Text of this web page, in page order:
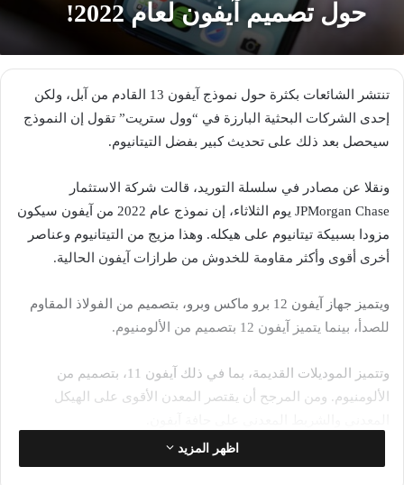
حول تصميم آيفون لعام 2022!
تنتشر الشائعات بكثرة حول نموذج آيفون 13 القادم من آبل، ولكن
إحدى الشركات البحثية البارزة في “وول ستريت” تقول إن النموذج
سيحصل بعد ذلك على تحديث كبير بفضل التيتانيوم.
ونقلا عن مصادر في سلسلة التوريد، قالت شركة الاستثمار
JPMorgan Chase يوم الثلاثاء، إن نموذج عام 2022 من آيفون سيكون
مزودا بسبيكة تيتانيوم على هيكله. وهذا مزيج من التيتانيوم وعناصر
أخرى أقوى وأكثر مقاومة للخدوش من طرازات آيفون الحالية.
ويتميز جهاز آيفون 12 برو ماكس وبرو، بتصميم من الفولاذ المقاوم
للصدأ، بينما يتميز آيفون 12 بتصميم من الألومنيوم.
وتتميز الموديلات القديمة، بما في ذلك آيفون 11، بتصميم من
الألومنيوم. ومن المرجح أن يقتصر المعدن الأقوى على الهيكل
ومن المرجح أن يظل الجزء الأمامي والخلفي من آيفون 14، أو أيا كان
اظهر المزيد